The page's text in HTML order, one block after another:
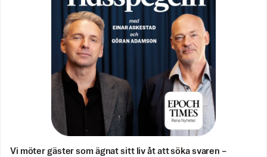
Vi möter gäster som ägnat sitt liv åt att söka svaren –